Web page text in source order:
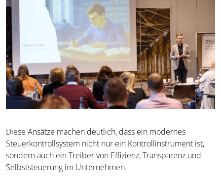
Diese Ansätze machen deutlich, dass ein modernes
Steuerkontrollsystem nicht nur ein Kontrollinstrument ist,
sondern auch ein Treiber von Effizienz, Transparenz und
Selbststeuerung im Unternehmen.